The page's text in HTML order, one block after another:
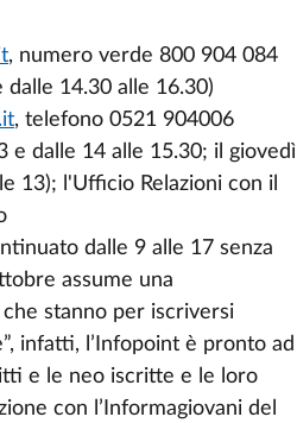
, numero verde 800 904 084
14.30 alle 16.30)
, telefono 0521 904006
e dalle 14 alle 15.30; il giovedì
13); l'Ufficio Relazioni con il
dalle 9 alle 17 senza
assume una
stanno per iscriversi
infatti, l’Infopoint è pronto ad
e le neo iscritte e le loro
con l’Informagiovani del